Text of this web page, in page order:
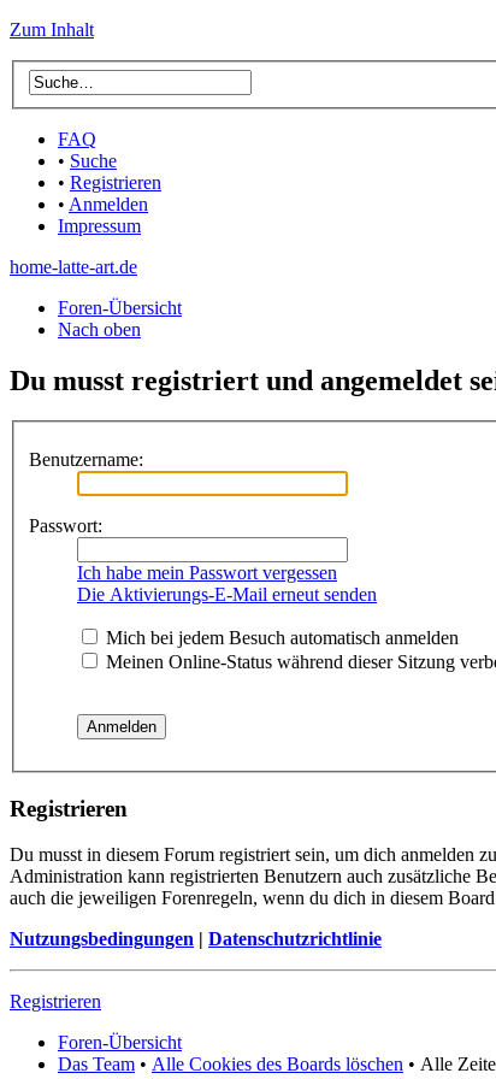
Zum Inhalt
FAQ
• Suche
• Registrieren
• Anmelden
Impressum
home-latte-art.de
Foren-Übersicht
Nach oben
Du musst registriert und angemeldet
Benutzername:
Passwort:
Ich habe mein Passwort vergessen
Die Aktivierungs-E-Mail erneut senden
Mich bei jedem Besuch automatisch anmelden
Meinen Online-Status während dieser Sitzung
Registrieren
Du musst in diesem Forum registriert sein, um dich anmelden
Administration kann registrierten Benutzern auch zusätzliche
auch die jeweiligen Forenregeln, wenn du dich in diesem
Nutzungsbedingungen | Datenschutzrichtlinie
Registrieren
Foren-Übersicht
Das Team • Alle Cookies des Boards löschen • Alle